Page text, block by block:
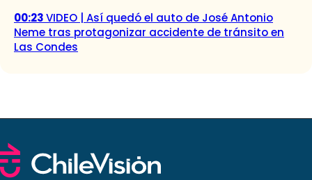
00:23VIDEO | Así quedó el auto de José Antonio
Neme tras protagonizar accidente de tránsito en
Las Condes